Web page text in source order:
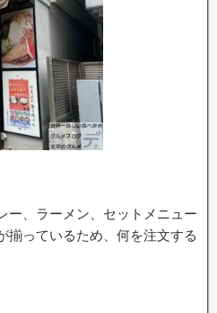
ー、ラーメン、セットメニュー
揃っているため、何を注文する